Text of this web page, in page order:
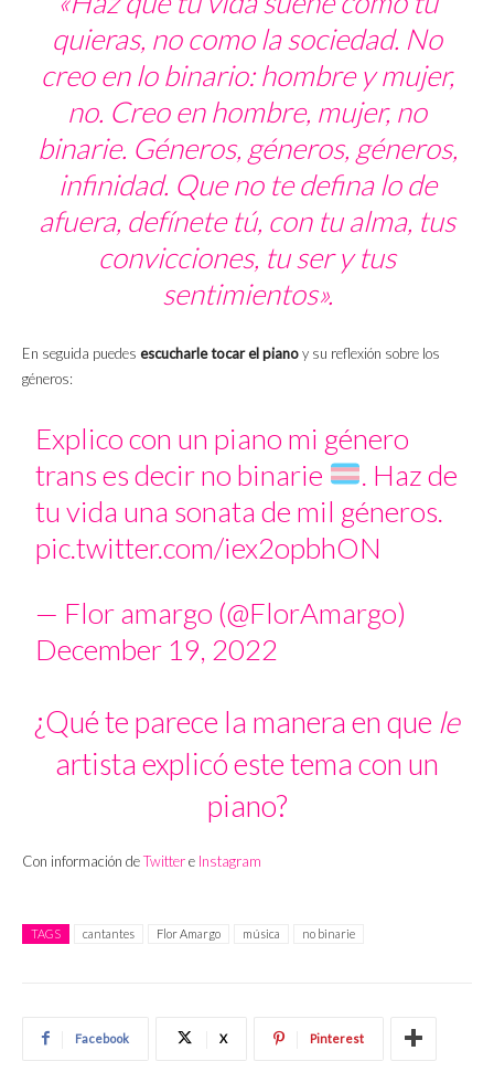
quieras, no como la sociedad. No
creo en lo binario: hombre y mujer,
no. Creo en hombre, mujer, no
binarie. Géneros, géneros, géneros,
infinidad. Que no te defina lo de
afuera, defínete tú, con tu alma, tus
convicciones, tu ser y tus
sentimientos».
En seguida puedes escucharle tocar el pianoy su reflexión sobre los
géneros:
Explico con un piano mi género
trans es decir no binarie
. Haz de
tu vida una sonata de mil géneros.
pic.twitter.com/iex2opbhON
— Flor amargo (@FlorAmargo)
December 19, 2022
¿Qué te parece la manera en que le
artista explicó este tema con un
piano?
Con información deTwittere Instagram
TAGS cantantes Flor Amargo música no binarie
Facebook X Pinterest